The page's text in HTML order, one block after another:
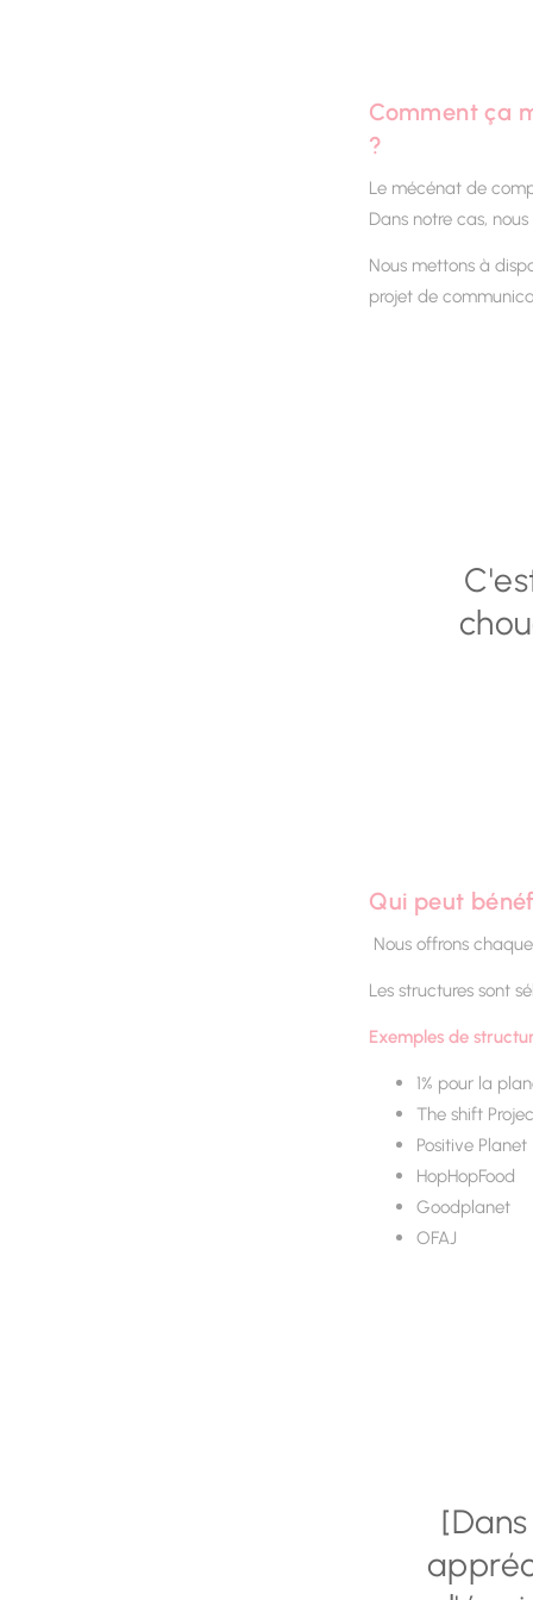
Comment ça
?
Le mécénat de
Dans notre cas,
Nous mettons à
projet de
Qui peut
Nous offrons
Les structures sont
Exemples de
1% pour la
The shift
Positive Planet
HopHopFood
Goodplanet
OFAJ